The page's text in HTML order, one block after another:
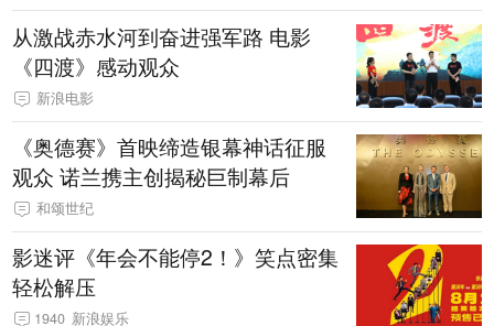
从激战赤水河到奋进强军路 电影
《四渡》感动观众
新浪电影
《奥德赛》首映缔造银幕神话征服
观众 诺兰携主创揭秘巨制幕后
和颂世纪
影迷评《年会不能停2！》笑点密集
轻松解压
1940 新浪娱乐